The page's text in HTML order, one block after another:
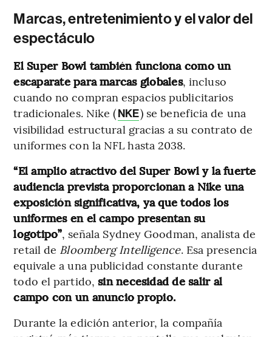
Marcas, entretenimiento y el valor del
espectáculo
El Super Bowl también funciona como un
escaparate para marcas globales, incluso
cuando no compran espacios publicitarios
tradicionales. Nike (NKE) se beneficia de una
visibilidad estructural gracias a su contrato de
uniformes con la NFL hasta 2038.
“El amplio atractivo del Super Bowl y la fuerte
audiencia prevista proporcionan a Nike una
exposición significativa, ya que todos los
uniformes en el campo presentan su
logotipo”, señala Sydney Goodman, analista de
retail de Bloomberg Intelligence. Esa presencia
equivale a una publicidad constante durante
todo el partido,sin necesidad de salir al
campo con un anuncio propio.
Durante la edición anterior, la compañía